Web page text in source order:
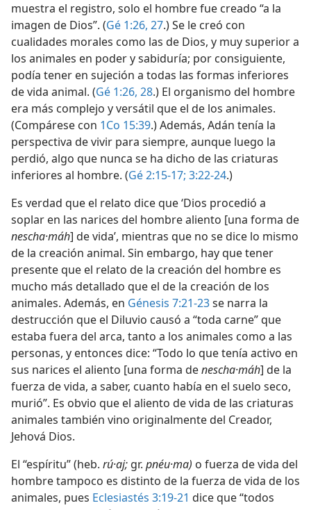
muestra el registro, solo el hombre fue creado “a la
imagen de Dios”. (Gé 1:26, 27.) Se le creó con
cualidades morales como las de Dios, y muy superior a
los animales en poder y sabiduría; por consiguiente,
podía tener en sujeción a todas las formas inferiores
de vida animal. (Gé 1:26, 28.) El organismo del hombre
era más complejo y versátil que el de los animales.
(Compárese con 1Co 15:39.) Además, Adán tenía la
perspectiva de vivir para siempre, aunque luego la
perdió, algo que nunca se ha dicho de las criaturas
inferiores al hombre. (Gé 2:15-17; 3:22-24.)
Es verdad que el relato dice que ‘Dios procedió a
soplar en las narices del hombre aliento [una forma de
nescha·máh] de vida’, mientras que no se dice lo mismo
de la creación animal. Sin embargo, hay que tener
presente que el relato de la creación del hombre es
mucho más detallado que el de la creación de los
animales. Además, en Génesis 7:21-23se narra la
destrucción que el Diluvio causó a “toda carne” que
estaba fuera del arca, tanto a los animales como a las
personas, y entonces dice: “Todo lo que tenía activo en
sus narices el aliento [una forma denescha·máh] de la
fuerza de vida, a saber, cuanto había en el suelo seco,
murió”. Es obvio que el aliento de vida de las criaturas
animales también vino originalmente del Creador,
Jehová Dios.
El “espíritu” (heb. rú·aj; gr. pnéu·ma) o fuerza de vida del
hombre tampoco es distinto de la fuerza de vida de los
animales, pues Eclesiastés 3:19-21 dice que “todos